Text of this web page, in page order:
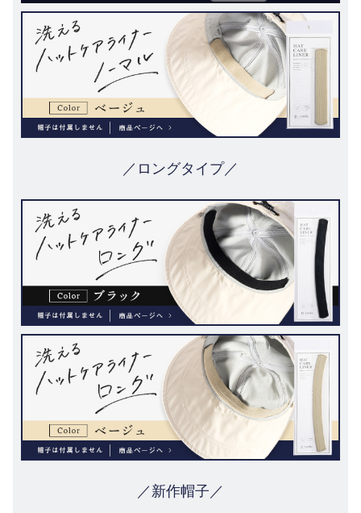
／ロングタイプ／
／新作帽子／